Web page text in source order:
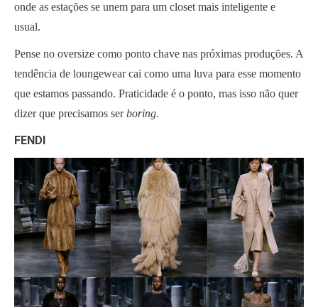
onde as estações se unem para um closet mais inteligente e
usual.
Pense no oversize como ponto chave nas próximas produções. A
tendência de loungewear cai como uma luva para esse momento
que estamos passando. Praticidade é o ponto, mas isso não quer
dizer que precisamos serboring.
FENDI